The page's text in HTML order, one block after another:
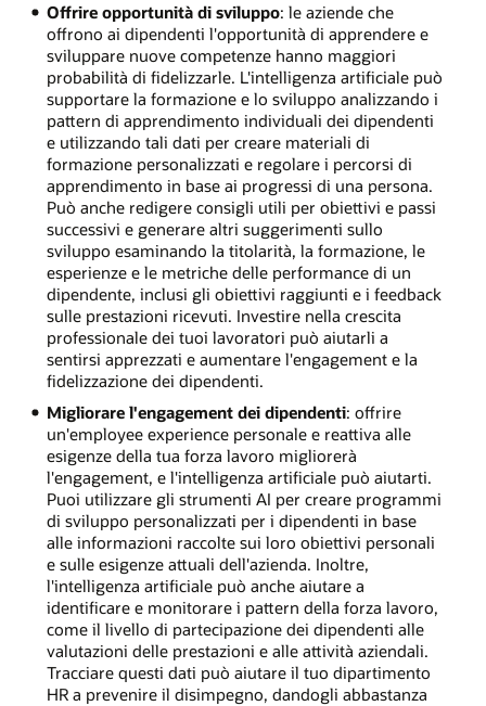
Offrire opportunità di sviluppo: le aziende che
offrono ai dipendenti l'opportunità di apprendere e
sviluppare nuove competenze hanno maggiori
probabilità di fidelizzarle. L'intelligenza artificiale può
supportare la formazione e lo sviluppo analizzando i
pattern di apprendimento individuali dei dipendenti
e utilizzando tali dati per creare materiali di
formazione personalizzati e regolare i percorsi di
apprendimento in base ai progressi di una persona.
Può anche redigere consigli utili per obiettivi e passi
successivi e generare altri suggerimenti sullo
sviluppo esaminando la titolarità, la formazione, le
esperienze e le metriche delle performance di un
dipendente, inclusi gli obiettivi raggiunti e i feedback
sulle prestazioni ricevuti. Investire nella crescita
professionale dei tuoi lavoratori può aiutarli a
sentirsi apprezzati e aumentare l'engagement e la
fidelizzazione dei dipendenti.
Migliorare l'engagement dei dipendenti: offrire
un'employee experience personale e reattiva alle
esigenze della tua forza lavoro migliorerà
l'engagement, e l'intelligenza artificiale può aiutarti.
Puoi utilizzare gli strumenti AI per creare programmi
di sviluppo personalizzati per i dipendenti in base
alle informazioni raccolte sui loro obiettivi personali
e sulle esigenze attuali dell'azienda. Inoltre,
l'intelligenza artificiale può anche aiutare a
identificare e monitorare i pattern della forza lavoro,
come il livello di partecipazione dei dipendenti alle
valutazioni delle prestazioni e alle attività aziendali.
Tracciare questi dati può aiutare il tuo dipartimento
HR a prevenire il disimpegno, dandogli abbastanza